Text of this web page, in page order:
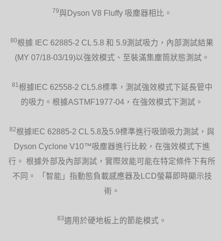
79與Dyson V8 Fluffy 吸塵器相比。
80根據 IEC 62885-2 CL 5.8 和 5.9測試吸力，內部測試結果
(MY 07/18-03/19)以強效模式、至裝滿集塵筒狀態測試。
81 根據IEC 62558-2 CL5.8標準，測試強效模式下延長管中
的吸力。根據ASTMF1977-04，在強效模式下測試。
82根據IEC 62885-2 CL 5.8及5.9標準進行吸頭吸力測試，與
Dyson Cyclone V10™吸塵器進行比較，在強效模式下進
行。 根據外部及內部測試，實際效能可能在特定條件下有所
不同。 「智能」指動態負載感應器及LCD螢幕即時顯示技
術。
83適用於硬地板上的節能模式。